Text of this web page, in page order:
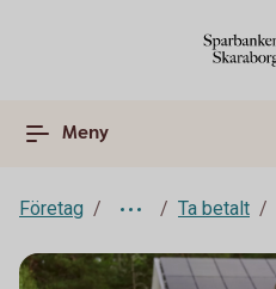
Meny
Företag Ta betalt